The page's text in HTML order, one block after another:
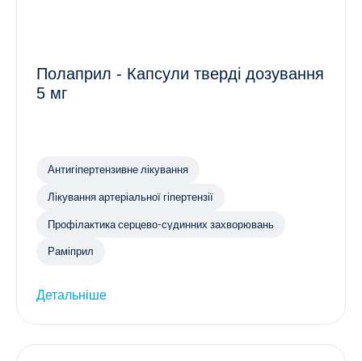
Полаприл - Капсули тверді дозування
5 мг
Антигіпертензивне лікування
Лікування артеріальної гіпертензії
Профілактика серцево-судинних захворювань
Раміприл
Детальніше